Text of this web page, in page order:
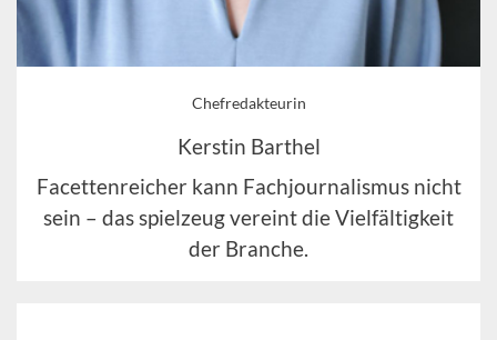
Chefredakteurin
Kerstin Barthel
Facettenreicher kann Fachjournalismus nicht
sein – das spielzeug vereint die Vielfältigkeit
der Branche.